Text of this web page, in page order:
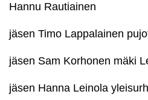
Hannu Rautiainen
jäsen Timo Lappalainen
jäsen Sam Korhonen mäki
jäsen Hanna Leinola